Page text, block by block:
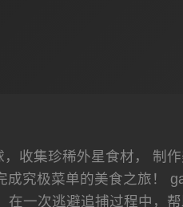
收集珍稀外星食材， 制
究极菜单的美食之旅！
一次逃避追捕过程中，